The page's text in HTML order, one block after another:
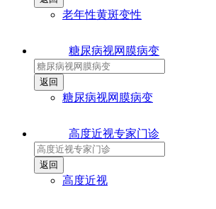
老年性黄斑变性
糖尿病视网膜病变
糖尿病视网膜病变
高度近视专家门诊
高度近视